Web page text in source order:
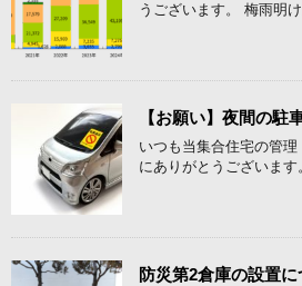
うございます。 梅雨明
【お願い】夜間の駐
いつも当集合住宅の管
にありがとうございま
防災第2倉庫の設置に